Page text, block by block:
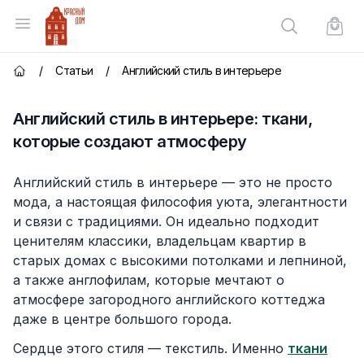
Открыть меню
Красный Дом
Поиск по
Главная страница
/ Статьи / Английский стиль в интерьере
Английский стиль в интерьере: ткани,
которые создают атмосферу
Английский стиль в интерьере — это не просто
мода, а настоящая философия уюта, элегантности
и связи с традициями. Он идеально подходит
ценителям классики, владельцам квартир в
старых домах с высокими потолками и лепниной,
а также англофилам, которые мечтают о
атмосфере загородного английского коттеджа
даже в центре большого города.
Сердце этого стиля — текстиль. Именно ткани